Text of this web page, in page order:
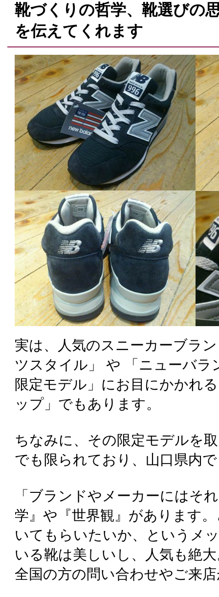
靴づくりの哲学、靴選びの
を伝えてくれます
実は、人気のスニーカーブラ
ツスタイル」 や 「ニューバラ
限定モデル」にお目にかかれ
ップ」でもあります。
ちなみに、その限定モデルを
でも限られており、山口県内
「ブランドやメーカーにはそ
学』や『世界観』があります
いてもらいたいか、というメ
いる靴は美しいし、人気も絶
全国の方の問い合わせやご来